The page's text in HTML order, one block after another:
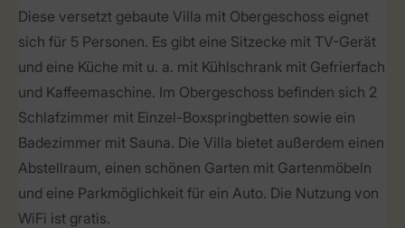
Diese versetzt gebaute Villa mit Obergeschoss eignet
sich für 5 Personen. Es gibt eine Sitzecke mit TV-Gerät
und eine Küche mit u. a. mit Kühlschrank mit Gefrierfach
und Kaffeemaschine. Im Obergeschoss befinden sich 2
Schlafzimmer mit Einzel-Boxspringbetten sowie ein
Badezimmer mit Sauna. Die Villa bietet außerdem einen
Abstellraum, einen schönen Garten mit Gartenmöbeln
und eine Parkmöglichkeit für ein Auto. Die Nutzung von
WiFi ist gratis.